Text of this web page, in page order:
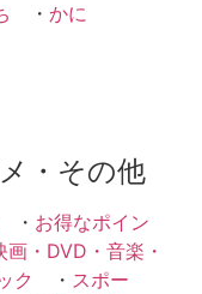
・ かに
・その他
・ お得なポイン
・DVD・音楽・
ク ・ スポー